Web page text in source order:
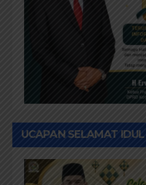
UCAPAN SELAMAT